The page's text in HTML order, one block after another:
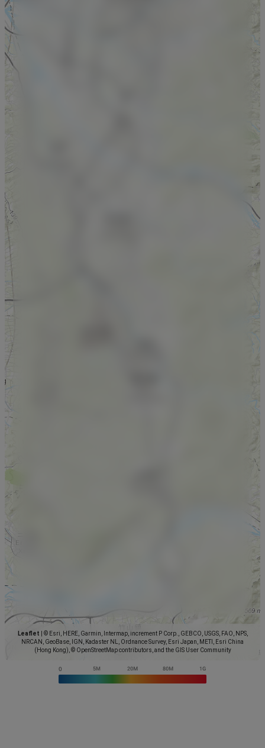
Leaflet
© Esri, HERE, Garmin, Intermap, increment P Corp., GEBCO, USGS, FAO, NPS,
NRCAN, GeoBase, IGN, Kadaster NL, Ordnance Survey, Esri Japan, METI, Esri China
(Hong Kong), © OpenStreetMap contributors, and the GIS User Community